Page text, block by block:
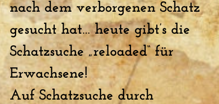
nach dem verborgenen Schatz
gesucht hat… heute gibt’s die
Schatzsuche „reloaded“ für
Erwachsene!
Auf Schatzsuche durch